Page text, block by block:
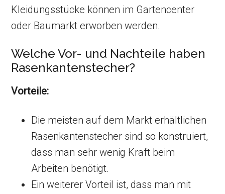
Kleidungsstücke können im Gartencenter
oder Baumarkt erworben werden.
Welche Vor- und Nachteile haben
Rasenkantenstecher?
Vorteile:
Die meisten auf dem Markt erhältlichen
Rasenkantenstecher sind so konstruiert,
dass man sehr wenig Kraft beim
Arbeiten benötigt.
Ein weiterer Vorteil ist, dass man mit